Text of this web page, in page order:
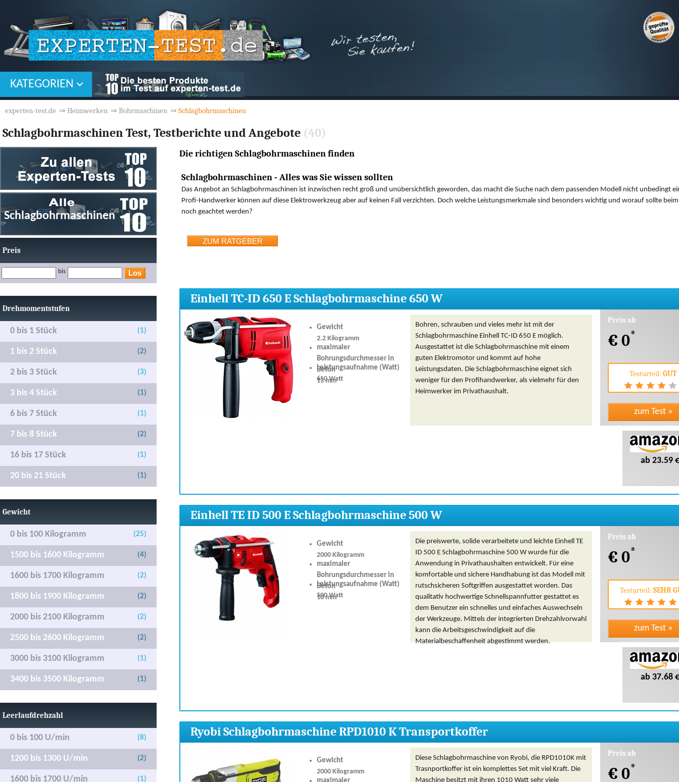
KATEGORIEN
experten-test.de ⇒ Heimwerken ⇒ Bohrmaschinen ⇒ Schlagbohrmaschinen
Schlagbohrmaschinen Test, Testberichte und Angebote (40)
Preis
bis
Drehmomentstufen
0 bis 1 Stück (1)
1 bis 2 Stück (2)
2 bis 3 Stück (3)
3 bis 4 Stück (1)
6 bis 7 Stück (1)
7 bis 8 Stück (2)
16 bis 17 Stück (1)
20 bis 21 Stück (1)
Gewicht
0 bis 100 Kilogramm (25)
1500 bis 1600 Kilogramm (4)
1600 bis 1700 Kilogramm (2)
1800 bis 1900 Kilogramm (2)
2000 bis 2100 Kilogramm (2)
2500 bis 2600 Kilogramm (2)
3000 bis 3100 Kilogramm (1)
3400 bis 3500 Kilogramm (1)
Leerlaufdrehzahl
0 bis 100 U/min (8)
1200 bis 1300 U/min (2)
1600 bis 1700 U/min (1)
Die richtigen Schlagbohrmaschinen finden
Schlagbohrmaschinen - Alles was Sie wissen sollten
Das Angebot an Schlagbohrmaschinen ist inzwischen recht groß und unübersichtlich geworden, das macht die Suche nach dem passenden Modell nicht unbedingt
Profi-Handwerker können auf diese Elektrowerkzeug aber auf keinen Fall verzichten. Doch welche Leistungsmerkmale sind besonders wichtig und worauf sollte
noch geachtet werden?
Einhell TC-ID 650 E Schlagbohrmaschine 650 W
Gewicht
2.2 Kilogramm
maximaler
Bohrungsdurchmesser in
Beton
13 mm
Leistungsaufnahme (Watt)
650 Watt
Bohren, schrauben und vieles mehr ist mit der
Schlagbohrmaschine Einhell TC-ID 650 E möglich.
Ausgestattet ist die Schlagbohrmaschine mit einem
guten Elektromotor und kommt auf hohe
Leistungsdaten. Die Schlagbohrmaschine eignet sich
weniger für den Profihandwerker, als vielmehr für den
Heimwerker im Privathaushalt.
Preis ab
€ 0*
Testurteil: GUT
ab 23.59 €
Einhell TE ID 500 E Schlagbohrmaschine 500 W
Gewicht
2000 Kilogramm
maximaler
Bohrungsdurchmesser in
Beton
10 mm
Leistungsaufnahme (Watt)
500 Watt
Die preiswerte, solide verarbeitete und leichte Einhell TE
ID 500 E Schlagbohrmaschine 500 W wurde für die
Anwendung in Privathaushalten entwickelt. Für eine
komfortable und sichere Handhabung ist das Modell mit
rutschsicheren Softgriffen ausgestattet worden. Das
qualitativ hochwertige Schnellspannfutter gestattet es
dem Benutzer ein schnelles und einfaches Auswechseln
der Werkzeuge. Mittels der integrierten Drehzahlvorwahl
kann die Arbeitsgeschwindigkeit auf die
Materialbeschaffenheit abgestimmt werden.
Preis ab
€ 0*
Testurteil: SEHR
ab 37.68 €
Ryobi Schlagbohrmaschine RPD1010 K Transportkoffer
Gewicht
2000 Kilogramm
Diese Schlagbohrmaschine von Ryobi, die RPD1010K mit
Trasnportkoffer ist ein komplettes Set mit viel Kraft. Die
Maschine besitzt mit ihren 1010 Watt sehr viele
Preis ab
€ 0*